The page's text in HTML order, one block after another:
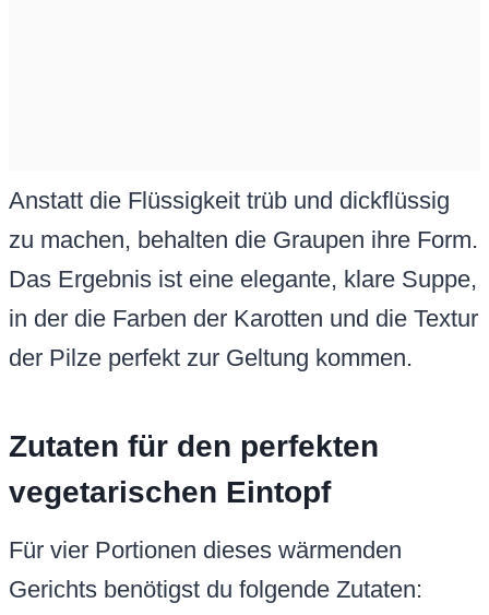
Anstatt die Flüssigkeit trüb und dickflüssig
zu machen, behalten die Graupen ihre Form.
Das Ergebnis ist eine elegante, klare Suppe,
in der die Farben der Karotten und die Textur
der Pilze perfekt zur Geltung kommen.
Zutaten für den perfekten
vegetarischen Eintopf
Für vier Portionen dieses wärmenden
Gerichts benötigst du folgende Zutaten: